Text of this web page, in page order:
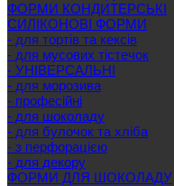
ФОРМИ КОНДИТЕРСЬКІ
СИЛІКОНОВІ ФОРМИ
- для тортів та кексів
- для мусових тістечок
- УНІВЕРСАЛЬНІ
- для морозива
- професійні
- для шоколаду
- для булочок та хліба
- з перфорацією
- для декору
ФОРМИ ДЛЯ ШОКОЛАДУ